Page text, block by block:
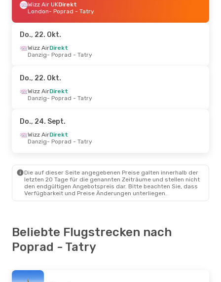
Wizz Air UKDirekt
London- Poprad - Tatry
Do., 22. Okt.
Wizz AirDirekt
Danzig- Poprad - Tatry
Do., 22. Okt.
Wizz AirDirekt
Danzig- Poprad - Tatry
Do., 24. Sept.
Wizz AirDirekt
Danzig- Poprad - Tatry
Die auf dieser Seite angegebenen Preise galten innerhalb der
letzten 20 Tage für die genannten Zeiträume und stellen nicht
den endgültigen Angebotspreis dar. Bitte beachten Sie, dass
Verfügbarkeit und Preise Änderungen unterliegen.
Beliebte Flugstrecken nach
Poprad - Tatry